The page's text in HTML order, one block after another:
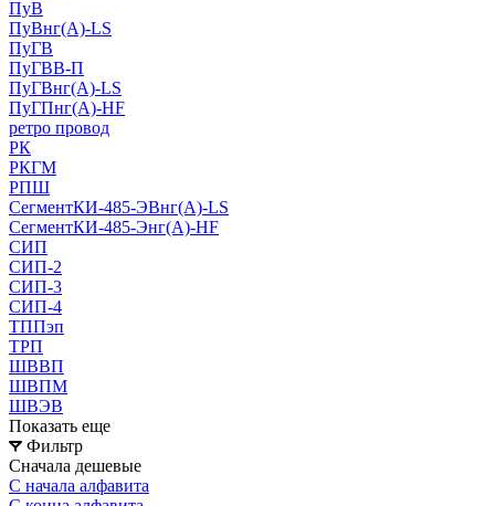
ПуВ
ПуВнг(А)-LS
ПуГВ
ПуГВВ-П
ПуГВнг(А)-LS
ПуГПнг(А)-HF
ретро провод
РК
РКГМ
РПШ
СегментКИ-485-ЭВнг(А)-LS
СегментКИ-485-Энг(А)-HF
СИП
СИП-2
СИП-3
СИП-4
ТППэп
ТРП
ШВВП
ШВПМ
ШВЭВ
Показать еще
Фильтр
Сначала дешевые
С начала алфавита